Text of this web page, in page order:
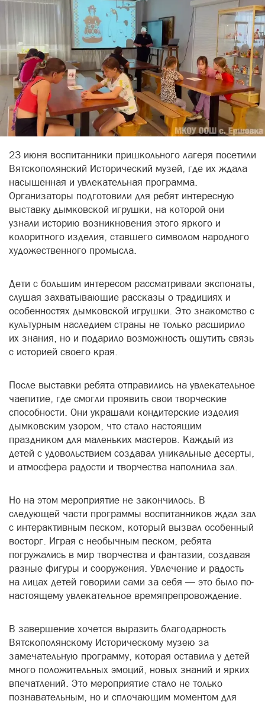
23 июня воспитанники пришкольного лагеря посетили
Вятскополянский Исторический музей, где их ждала
насыщенная и увлекательная программа.
Организаторы подготовили для ребят интересную
выставку дымковской игрушки, на которой они
узнали историю возникновения этого яркого и
колоритного изделия, ставшего символом народного
художественного промысла.
Дети с большим интересом рассматривали экспонаты,
слушая захватывающие рассказы о традициях и
особенностях дымковской игрушки. Это знакомство с
культурным наследием страны не только расширило
их знания, но и подарило возможность ощутить связь
с историей своего края.
После выставки ребята отправились на увлекательное
чаепитие, где смогли проявить свои творческие
способности. Они украшали кондитерские изделия
дымковским узором, что стало настоящим
праздником для маленьких мастеров. Каждый из
детей с удовольствием создавал уникальные десерты,
и атмосфера радости и творчества наполнила зал.
Но на этом мероприятие не закончилось. В
следующей части программы воспитанников ждал зал
с интерактивным песком, который вызвал особенный
восторг. Играя с необычным песком, ребята
погружались в мир творчества и фантазии, создавая
разные фигуры и сооружения. Увлечение и радость
на лицах детей говорили сами за себя — это было по-
настоящему увлекательное времяпрепровождение.
В завершение хочется выразить благодарность
Вятскополянскому Историческому музею за
замечательную программу, которая оставила у детей
много положительных эмоций, новых знаний и ярких
впечатлений. Это мероприятие стало не только
познавательным, но и сплочающим моментом для